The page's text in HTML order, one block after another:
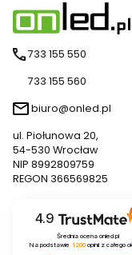
733 155 550
733 155 560
biuro@onled.pl
ul. Piołunowa 20,
54-530 Wrocław
NIP 8992809759
REGON 366569825
4.9
Średnia ocena onled.pl
Na podstawie 1200opinii z całego